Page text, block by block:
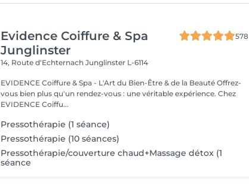
Evidence Coiffure & Spa
Junglinster
578
14, Route d‘EchternachJunglinster L-6114
EVIDENCE Coiffure & Spa - L'Art du Bien-Être & de la Beauté Offrez-
vous bien plus qu'un rendez-vous : une véritable expérience. Chez
EVIDENCE Coiffu...
Pressothérapie (1 séance)
Pressothérapie (10 séances)
Pressothérapie/couverture chaud+Massage détox (1
séance